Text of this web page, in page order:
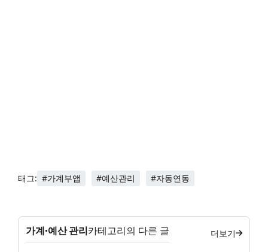
태그: #가계부앱 #예산관리 #자동연동
가계·예산 관리카테고리의 다른 글 더보기